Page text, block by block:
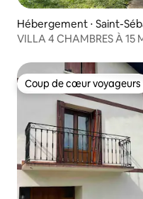
Hébergement ⋅ Saint-
VILLA 4 CHAMBRES À 15
Coup de cœur voyageurs
Coup de cœur voyageurs